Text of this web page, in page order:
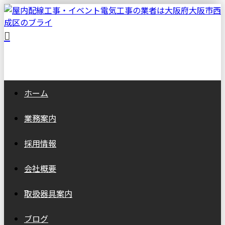
ホーム
業務案内
採用情報
会社概要
取扱器具案内
ブログ